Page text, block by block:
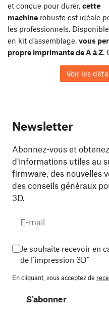
et conçue pour durer, cette
machine robuste est idéale
les professionnels.
en kit d’assemblage, vous
propre imprimante de A à Z.
Voir les
Newsletter
Abonnez-vous et
d'informations utiles au
firmware, des nouvelles
des conseils généraux
3D.
Je souhaite recevoir en
de l'impression 3D"
En cliquant, vous acceptez de
S'abonner